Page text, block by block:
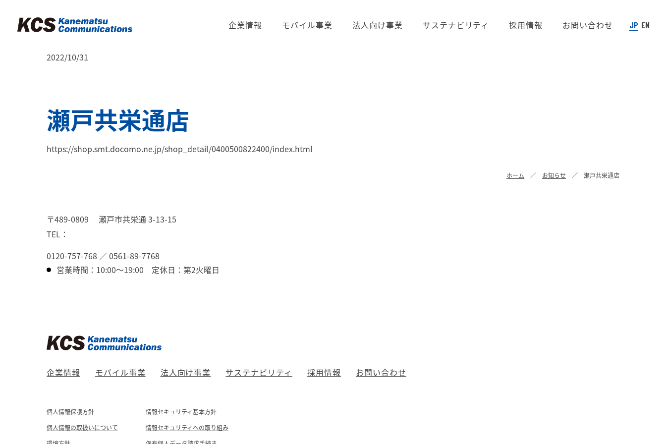
企業情報 モバイル事業 法人向け事業 サステナビリティ 採用情報 お問い合わせ JP EN
2022/10/31
瀬戸共栄通店
https://shop.smt.docomo.ne.jp/shop_detail/0400500822400/index.html
ホーム お知らせ 瀬戸共栄通店
〒489-0809
瀬戸市共栄通 3-13-15
TEL：
0120-757-768 ／0561-89-7768
営業時間：10:00～19:00 定休日：第2火曜日
企業情報 モバイル事業 法人向け事業 サステナビリティ 採用情報 お問い合わせ
個人情報保護方針
情報セキュリティ基本方針
個人情報の取扱いについて
情報セキュリティへの取り組み